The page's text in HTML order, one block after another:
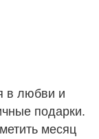
в любви и
подарки.
месяц